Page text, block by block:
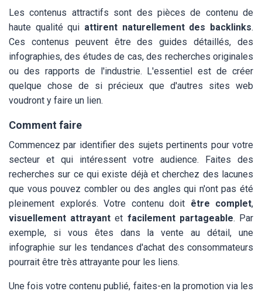
Les contenus attractifs sont des pièces de contenu de
haute qualité qui attirent naturellement des backlinks.
Ces contenus peuvent être des guides détaillés, des
infographies, des études de cas, des recherches originales
ou des rapports de l'industrie. L'essentiel est de créer
quelque chose de si précieux que d'autres sites web
voudront y faire un lien.
Comment faire
Commencez par identifier des sujets pertinents pour votre
secteur et qui intéressent votre audience. Faites des
recherches sur ce qui existe déjà et cherchez des lacunes
que vous pouvez combler ou des angles qui n'ont pas été
pleinement explorés. Votre contenu doit être complet,
visuellement attrayant et facilement partageable. Par
exemple, si vous êtes dans la vente au détail, une
infographie sur les tendances d'achat des consommateurs
pourrait être très attrayante pour les liens.
Une fois votre contenu publié, faites-en la promotion via les